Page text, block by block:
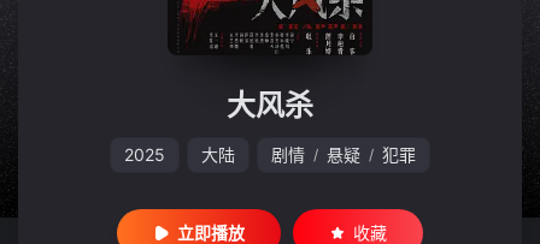
大风杀
2025 大陆 剧情 / 悬疑 / 犯罪
立即播放 收藏